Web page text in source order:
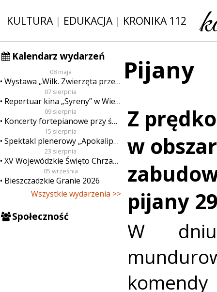
KULTURA| EDUKACJA| KRONIKA 112
Kalendarz wydarzeń
08 maja
Wystawa „Wilk. Zwierzęta przeklęte”
07 sierpnia
Repertuar kina „Syreny” w Wieluniu w dn. od 7 do 13 sierpnia
09 sierpnia
Koncerty fortepianowe przy świecach
15 sierpnia
Spektakl plenerowy „Apokalipsa”
23 sierpnia
XV Wojewódzkie Święto Chrzanu
05 września
Bieszczadzkie Granie 2026
Wszystkie wydarzenia >>
Społeczność
Pijany
Z
w
pijany
W